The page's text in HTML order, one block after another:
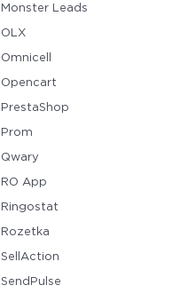
Monster Leads
OLX
Omnicell
Opencart
PrestaShop
Prom
Qwary
RO App
Ringostat
Rozetka
SellAction
SendPulse